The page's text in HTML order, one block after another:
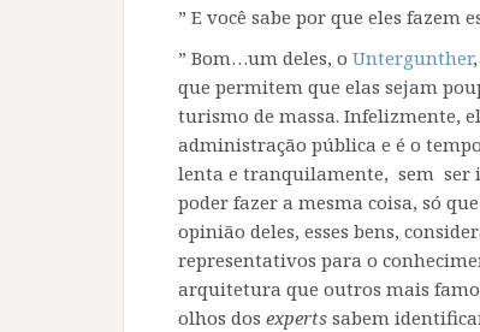
” E você sabe por que eles fazem
” Bom…um deles, o Untergunther
que permitem que elas sejam
turismo de massa. Infelizmente,
administração pública e é o
lenta e tranquilamente, sem ser
poder fazer a mesma coisa, só
opinião deles, esses bens,
representativos para o
arquitetura que outros mais
olhos dos experts sabem